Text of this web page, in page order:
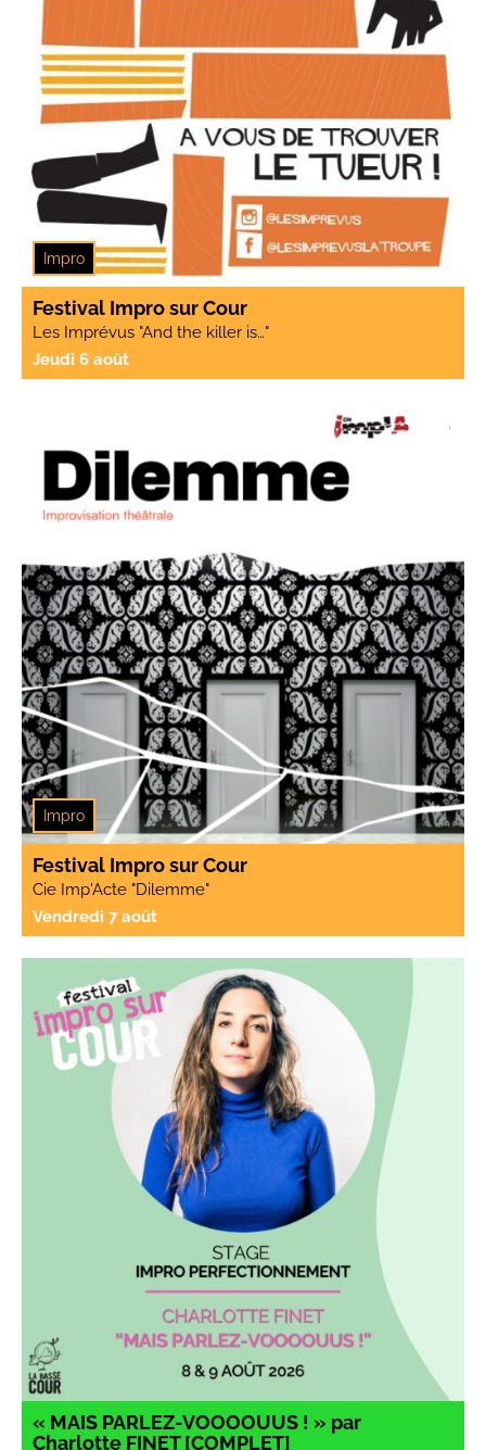
Impro
Festival Impro sur Cour
Les Imprévus "And the killer is…"
Jeudi 6 août
Impro
Festival Impro sur Cour
Cie Imp'Acte "Dilemme"
Vendredi 7 août
« MAIS PARLEZ-VOOOOUUS ! » par
Charlotte FINET [COMPLET]